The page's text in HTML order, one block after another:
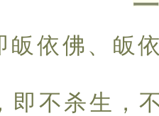
皈依佛、皈
即不杀生，